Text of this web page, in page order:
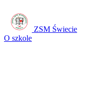
ZSM Świecie
O szkole